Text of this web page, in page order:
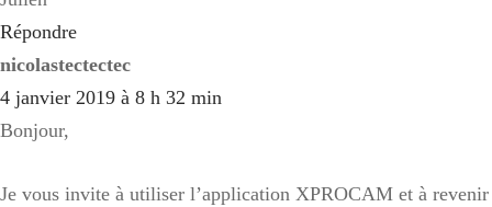
Répondre
nicolastectectec
4 janvier 2019 à 8 h 32 min
Bonjour,
Je vous invite à utiliser l’application XPROCAM et à revenir